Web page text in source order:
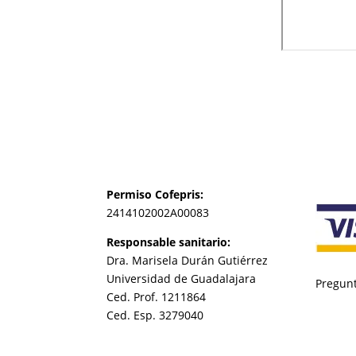
Permiso Cofepris:
2414102002A00083
Responsable sanitario:
Dra. Marisela Durán Gutiérrez
Universidad de Guadalajara
Ced. Prof. 1211864
Ced. Esp. 3279040